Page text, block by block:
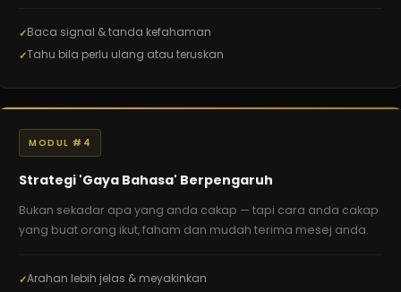
Baca signal & tanda kefahaman
Tahu bila perlu ulang atau teruskan
MODUL #4
Strategi 'Gaya Bahasa' Berpengaruh
Bukan sekadar apa yang anda cakap — tapi cara anda cakap
yang buat orang ikut, faham dan mudah terima mesej anda.
Arahan lebih jelas & meyakinkan